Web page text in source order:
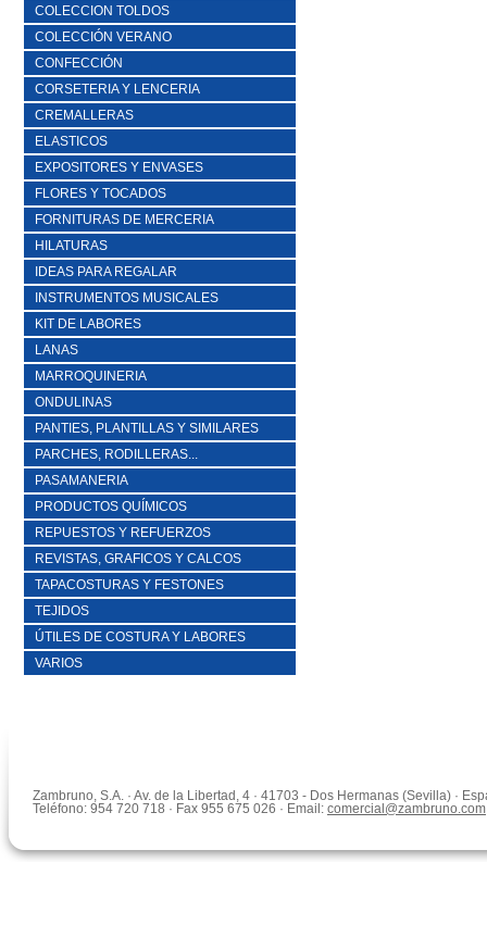
COLECCION TOLDOS
COLECCIÓN VERANO
CONFECCIÓN
CORSETERIA Y LENCERIA
CREMALLERAS
ELASTICOS
EXPOSITORES Y ENVASES
FLORES Y TOCADOS
FORNITURAS DE MERCERIA
HILATURAS
IDEAS PARA REGALAR
INSTRUMENTOS MUSICALES
KIT DE LABORES
LANAS
MARROQUINERIA
ONDULINAS
PANTIES, PLANTILLAS Y SIMILARES
PARCHES, RODILLERAS...
PASAMANERIA
PRODUCTOS QUÍMICOS
REPUESTOS Y REFUERZOS
REVISTAS, GRAFICOS Y CALCOS
TAPACOSTURAS Y FESTONES
TEJIDOS
ÚTILES DE COSTURA Y LABORES
VARIOS
Zambruno, S.A. · Av. de la Libertad, 4 · 41703 - Dos Hermanas (Sevilla) ·
Teléfono: 954 720 718 · Fax 955 675 026 · Email: comercial@zambruno.com